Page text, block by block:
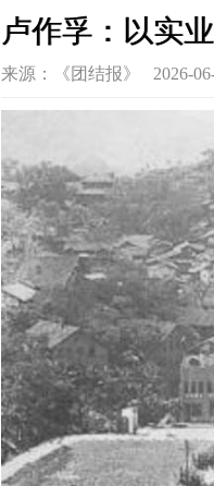
卢作孚：以实
来源：《团结报》 2026-